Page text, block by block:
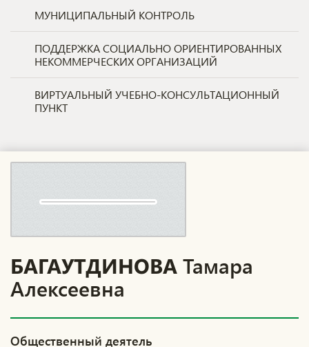
МУНИЦИПАЛЬНЫЙ КОНТРОЛЬ
ПОДДЕРЖКА СОЦИАЛЬНО ОРИЕНТИРОВАННЫХ
НЕКОММЕРЧЕСКИХ ОРГАНИЗАЦИЙ
ВИРТУАЛЬНЫЙ УЧЕБНО-КОНСУЛЬТАЦИОННЫЙ
ПУНКТ
БАГАУТДИНОВА Тамара
Алексеевна
Общественный деятель